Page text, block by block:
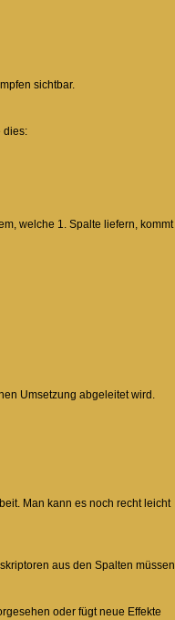
sichtbar.
dies:
welche 1. Spalte liefern, kommt
Umsetzung abgeleitet wird.
Man kann es noch recht leicht
aus den Spalten müssen
oder fügt neue Effekte